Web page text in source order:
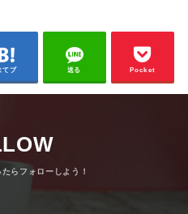
てブ 送る Pocket